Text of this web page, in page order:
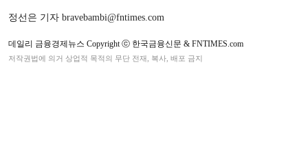
정선은 기자 bravebambi@fntimes.com
데일리 금융경제뉴스 Copyright ⓒ 한국금융신문 & FNTIMES.com
저작권법에 의거 상업적 목적의 무단 전재, 복사, 배포 금지